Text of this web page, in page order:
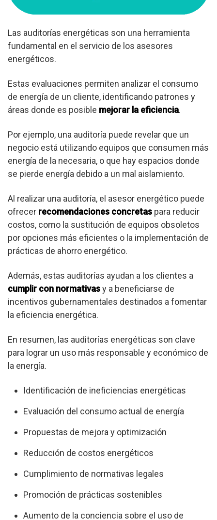
Las auditorías energéticas son una herramienta
fundamental en el servicio de los asesores
energéticos.
Estas evaluaciones permiten analizar el consumo
de energía de un cliente, identificando patrones y
áreas donde es posible mejorar la eficiencia.
Por ejemplo, una auditoría puede revelar que un
negocio está utilizando equipos que consumen más
energía de la necesaria, o que hay espacios donde
se pierde energía debido a un mal aislamiento.
Al realizar una auditoría, el asesor energético puede
ofrecer recomendaciones concretas para reducir
costos, como la sustitución de equipos obsoletos
por opciones más eficientes o la implementación de
prácticas de ahorro energético.
Además, estas auditorías ayudan a los clientes a
cumplir con normativasy a beneficiarse de
incentivos gubernamentales destinados a fomentar
la eficiencia energética.
En resumen, las auditorías energéticas son clave
para lograr un uso más responsable y económico de
la energía.
Identificación de ineficiencias energéticas
Evaluación del consumo actual de energía
Propuestas de mejora y optimización
Reducción de costos energéticos
Cumplimiento de normativas legales
Promoción de prácticas sostenibles
Aumento de la conciencia sobre el uso de